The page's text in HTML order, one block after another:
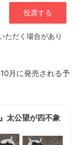
月に発売される予
太公望が四不象